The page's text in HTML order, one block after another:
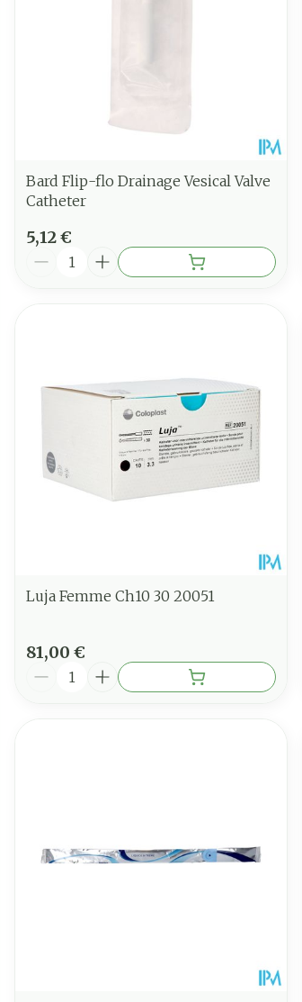
Bard Flip-flo Drainage Vesical Valve
Catheter
5,12 €
Quantité
Luja Femme Ch10 30 20051
81,00 €
Quantité